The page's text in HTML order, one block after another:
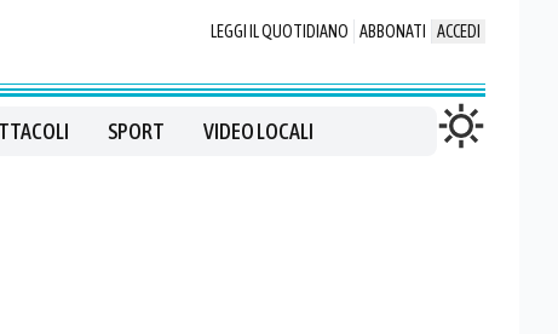
LEGGI IL QUOTIDIANO ABBONATI ACCEDI
SPORT VIDEO LOCALI